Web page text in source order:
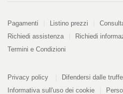
Pagamenti
Pagamenti Listino prezzi
Richiedi assistenza
Richiedi
Termini e Condizioni
Informazioni
Privacy policy
PDF
kB
Difendersi dalle truffe
Informativa sull'uso dei cookie